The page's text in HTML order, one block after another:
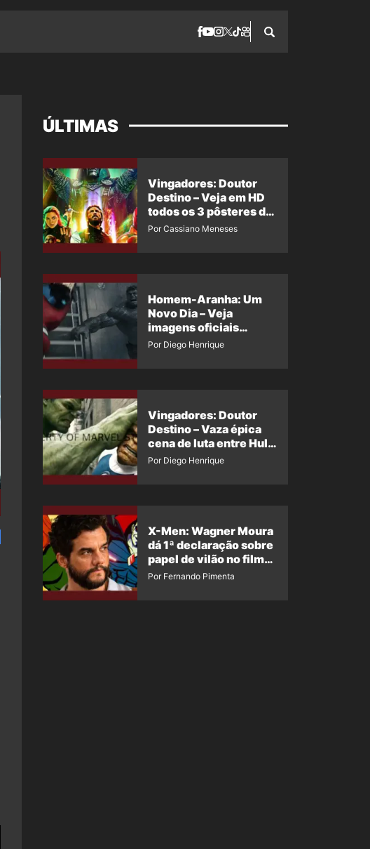
ÚLTIMAS
Vingadores: Doutor
Destino – Veja em HD
todos os 3 pôsteres de
‘Doomsday’ + 1 imagem
Por Cassiano Meneses
Homem-Aranha: Um
Novo Dia – Veja
imagens oficiais
descartadas do Hulk
Por Diego Henrique
Vingadores: Doutor
Destino – Vaza épica
cena de luta entre Hulk
e o Coisa
Por Diego Henrique
X-Men: Wagner Moura
dá 1ª declaração sobre
papel de vilão no filme
da Marvel
Por Fernando Pimenta